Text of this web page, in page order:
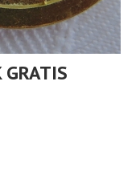
GRATIS